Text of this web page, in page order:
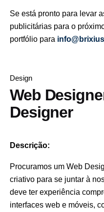
Se está pronto para levar
publicitárias para o
portfólio para
Design
Web
Designer
Descrição:
Procuramos um Web
criativo para se juntar à
deve ter experiência
interfaces web e móveis,